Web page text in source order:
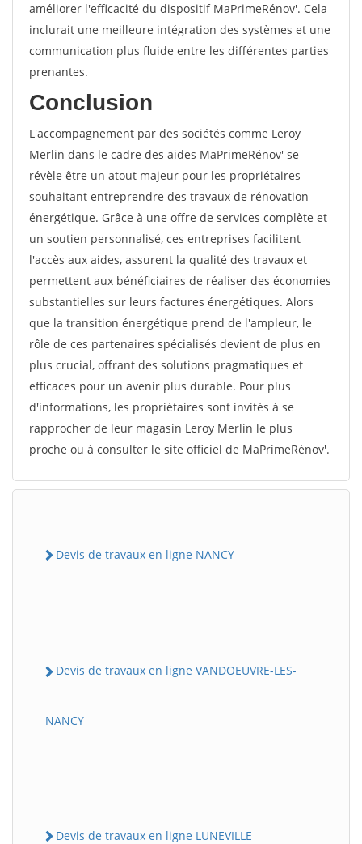
améliorer l'efficacité du dispositif MaPrimeRénov'. Cela
inclurait une meilleure intégration des systèmes et une
communication plus fluide entre les différentes parties
prenantes.
Conclusion
L'accompagnement par des sociétés comme Leroy
Merlin dans le cadre des aides MaPrimeRénov' se
révèle être un atout majeur pour les propriétaires
souhaitant entreprendre des travaux de rénovation
énergétique. Grâce à une offre de services complète et
un soutien personnalisé, ces entreprises facilitent
l'accès aux aides, assurent la qualité des travaux et
permettent aux bénéficiaires de réaliser des économies
substantielles sur leurs factures énergétiques. Alors
que la transition énergétique prend de l'ampleur, le
rôle de ces partenaires spécialisés devient de plus en
plus crucial, offrant des solutions pragmatiques et
efficaces pour un avenir plus durable. Pour plus
d'informations, les propriétaires sont invités à se
rapprocher de leur magasin Leroy Merlin le plus
proche ou à consulter le site officiel de MaPrimeRénov'.
Devis de travaux en ligne NANCY
Devis de travaux en ligne VANDOEUVRE-LES-
NANCY
Devis de travaux en ligne LUNEVILLE